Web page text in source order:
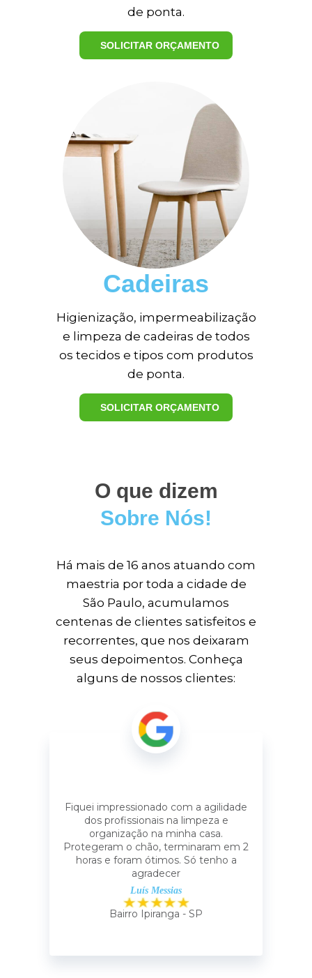
de ponta.
SOLICITAR ORÇAMENTO
Cadeiras
Higienização, impermeabilização
e limpeza de cadeiras de todos
os tecidos e tipos com produtos
de ponta.
SOLICITAR ORÇAMENTO
O que dizem
Sobre Nós!
Há mais de 16 anos atuando com
maestria por toda a cidade de
São Paulo, acumulamos
centenas de clientes satisfeitos e
recorrentes, que nos deixaram
seus depoimentos. Conheça
alguns de nossos clientes:
Fiquei impressionado com a agilidade
dos profissionais na limpeza e
organização na minha casa.
Protegeram o chão, terminaram em 2
horas e foram ótimos. Só tenho a
agradecer
Luís Messias
Bairro Ipiranga - SP